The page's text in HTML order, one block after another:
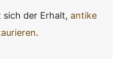
sich der Erhalt, antike
.